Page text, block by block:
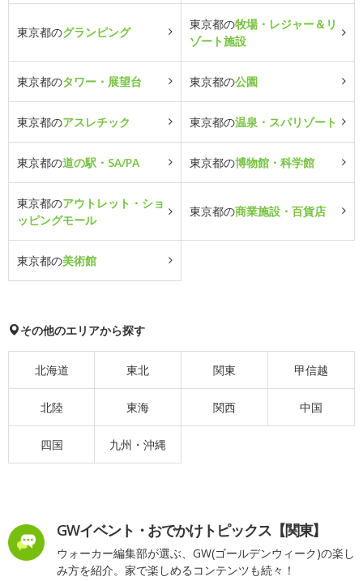
東京都のグランピング
東京都の牧場・レジャー＆リ
ゾート施設
東京都のタワー・展望台 東京都の公園
東京都のアスレチック 東京都の温泉・スパリゾート
東京都の道の駅・SA/PA 東京都の博物館・科学館
東京都のアウトレット・ショ
ッピングモール
東京都の商業施設・百貨店
東京都の美術館
その他のエリアから探す
北海道 東北 関東 甲信越
北陸 東海 関西 中国
四国 九州・沖縄
GWイベント・おでかけトピックス【関東】
ウォーカー編集部が選ぶ、GW(ゴールデンウィーク)の楽し
み方を紹介。家で楽しめるコンテンツも続々！